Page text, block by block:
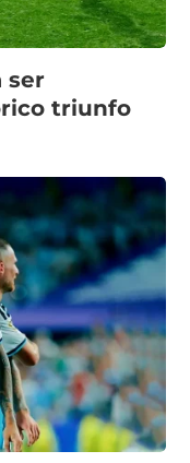
ser
triunfo